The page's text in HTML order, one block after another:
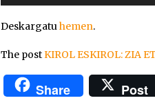
Deskargatuhemen.
The postKIROL ESKIROL: ZIA
Share Post